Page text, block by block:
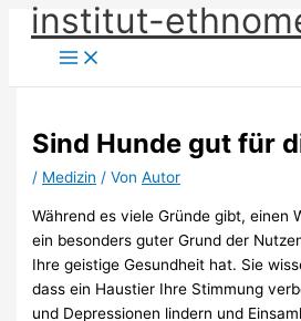
Zum
Inhalt
springen
institut-
Sind Hunde gut für
/ Medizin / VonAutor
Während es viele Gründe gibt, einen
ein besonders guter Grund der
Ihre geistige Gesundheit hat. Sie
dass ein Haustier Ihre Stimmung
und Depressionen lindern und